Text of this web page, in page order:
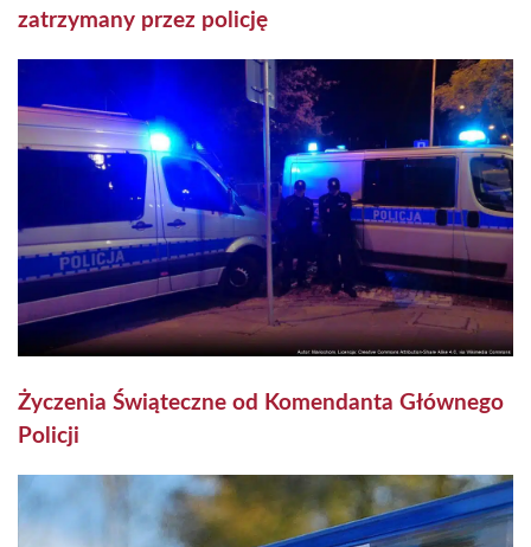
zatrzymany przez policję
Życzenia Świąteczne od Komendanta Głównego
Policji